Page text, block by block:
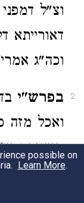
וצ"ל
דאורייתא
וכה"ג
2 בפרש"י
ואכל מזה
משניהם
ואת בנולא
possible on
Learn More.